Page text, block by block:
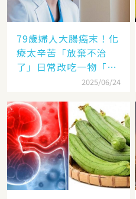
79歲婦人大腸癌末！化
療太辛苦「放棄不治
了」日常改吃一物「3
個月腫瘤全縮小」醫生
2025/06/24